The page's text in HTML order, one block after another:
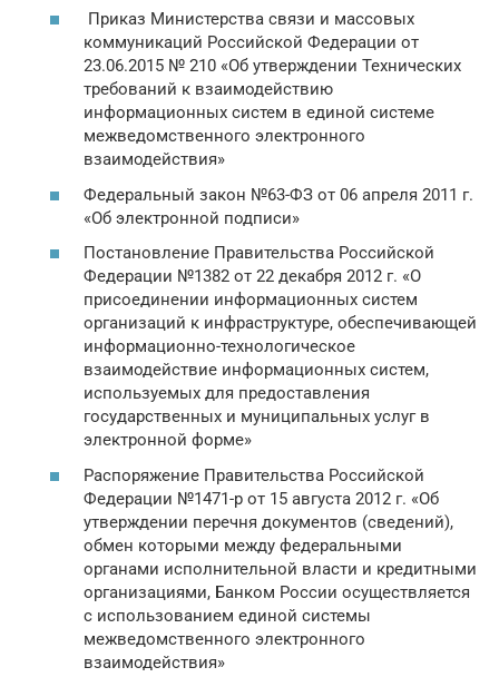
Приказ Министерства связи и массовых
коммуникаций Российской Федерации от
23.06.2015 № 210 «Об утверждении Технических
требований к взаимодействию
информационных систем в единой системе
межведомственного электронного
взаимодействия»
Федеральный закон №63-ФЗ от 06 апреля 2011 г.
«Об электронной подписи»
Постановление Правительства Российской
Федерации №1382 от 22 декабря 2012 г. «О
присоединении информационных систем
организаций к инфраструктуре, обеспечивающей
информационно-технологическое
взаимодействие информационных систем,
используемых для предоставления
государственных и муниципальных услуг в
электронной форме»
Распоряжение Правительства Российской
Федерации №1471-р от 15 августа 2012 г. «Об
утверждении перечня документов (сведений),
обмен которыми между федеральными
органами исполнительной власти и кредитными
организациями, Банком России осуществляется
с использованием единой системы
межведомственного электронного
взаимодействия»